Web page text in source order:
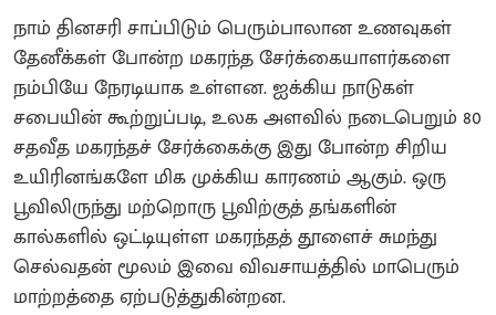
நாம் தினசரி சாப்பிடும் பெரும்பாலான உணவுகள்
தேனீக்கள் போன்ற மகரந்த சேர்க்கையாளர்களை
நம்பியே நேரடியாக உள்ளன. ஐக்கிய நாடுகள்
சபையின் கூற்றுப்படி, உலக அளவில் நடைபெறும் 80
சதவீத மகரந்தச் சேர்க்கைக்கு இது போன்ற சிறிய
உயிரினங்களே மிக முக்கிய காரணம் ஆகும். ஒரு
பூவிலிருந்து மற்றொரு பூவிற்குத் தங்களின்
கால்களில் ஒட்டியுள்ள மகரந்தத் தூளைச் சுமந்து
செல்வதன் மூலம் இவை விவசாயத்தில் மாபெரும்
மாற்றத்தை ஏற்படுத்துகின்றன.